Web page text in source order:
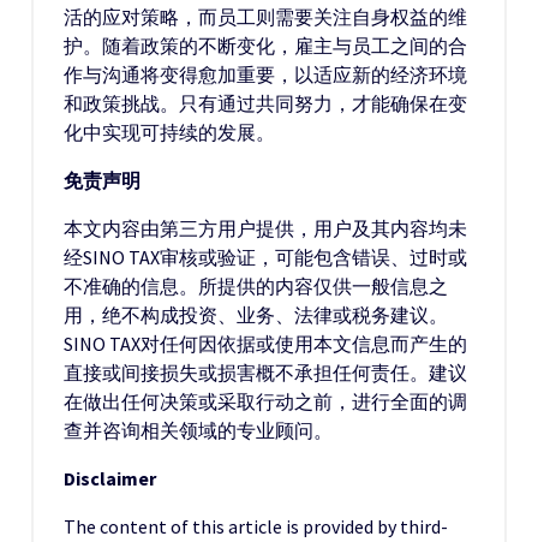
活的应对策略，而员工则需要关注自身权益的维
护。随着政策的不断变化，雇主与员工之间的合
作与沟通将变得愈加重要，以适应新的经济环境
和政策挑战。只有通过共同努力，才能确保在变
化中实现可持续的发展。
免责声明
本文内容由第三方用户提供，用户及其内容均未
经SINO TAX审核或验证，可能包含错误、过时或
不准确的信息。所提供的内容仅供一般信息之
用，绝不构成投资、业务、法律或税务建议。
SINO TAX对任何因依据或使用本文信息而产生的
直接或间接损失或损害概不承担任何责任。建议
在做出任何决策或采取行动之前，进行全面的调
查并咨询相关领域的专业顾问。
Disclaimer
The content of this article is provided by third-